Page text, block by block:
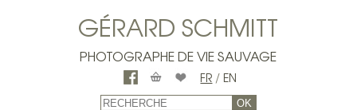
GÉRARD SCHMITT
PHOTOGRAPHE DE VIE SAUVAGE
FR / EN
OK